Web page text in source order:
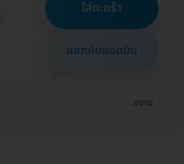
ใส่ตะกร้า
แชทกับแอดมิน
ขยาย